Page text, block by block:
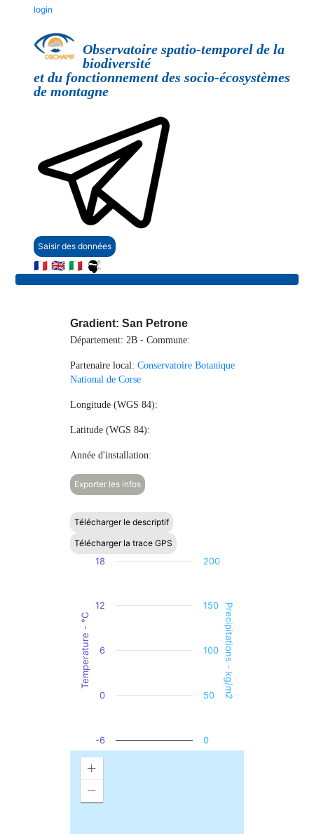
login
Observatoire spatio-temporel de la
biodiversité
et du fonctionnement des socio-écosystèmes
de montagne
Saisir des données
🇫🇷 🇬🇧 🇮🇹
Gradient: San Petrone
Département: 2B - Commune:
Partenaire local: Conservatoire Botanique
National de Corse
Longitude (WGS 84):
Latitude (WGS 84):
Année d'installation:
Exporter les infos
Télécharger le descriptif
Télécharger la trace GPS
The chart has 2 Y axes displaying
Temperature - °C Precipitations - kg/m2
-6
0
6
12
18
0
50
100
150
200
End of interactive chart.